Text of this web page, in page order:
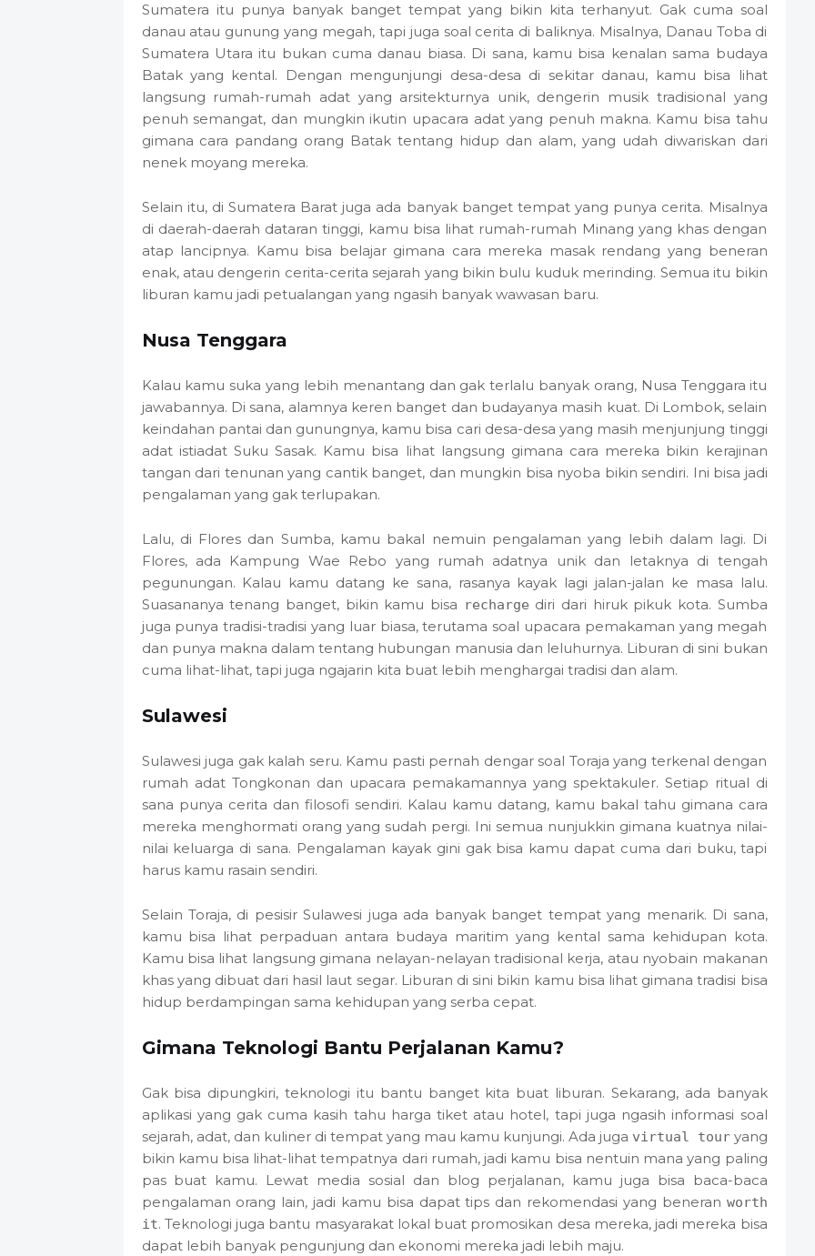
Sumatera itu punya banyak banget tempat yang bikin kita terhanyut. Gak cuma soal
danau atau gunung yang megah, tapi juga soal cerita di baliknya. Misalnya, Danau Toba di
Sumatera Utara itu bukan cuma danau biasa. Di sana, kamu bisa kenalan sama budaya
Batak yang kental. Dengan mengunjungi desa-desa di sekitar danau, kamu bisa lihat
langsung rumah-rumah adat yang arsitekturnya unik, dengerin musik tradisional yang
penuh semangat, dan mungkin ikutin upacara adat yang penuh makna. Kamu bisa tahu
gimana cara pandang orang Batak tentang hidup dan alam, yang udah diwariskan dari
nenek moyang mereka.
Selain itu, di Sumatera Barat juga ada banyak banget tempat yang punya cerita. Misalnya
di daerah-daerah dataran tinggi, kamu bisa lihat rumah-rumah Minang yang khas dengan
atap lancipnya. Kamu bisa belajar gimana cara mereka masak rendang yang beneran
enak, atau dengerin cerita-cerita sejarah yang bikin bulu kuduk merinding. Semua itu bikin
liburan kamu jadi petualangan yang ngasih banyak wawasan baru.
Nusa Tenggara
Kalau kamu suka yang lebih menantang dan gak terlalu banyak orang, Nusa Tenggara itu
jawabannya. Di sana, alamnya keren banget dan budayanya masih kuat. Di Lombok, selain
keindahan pantai dan gunungnya, kamu bisa cari desa-desa yang masih menjunjung tinggi
adat istiadat Suku Sasak. Kamu bisa lihat langsung gimana cara mereka bikin kerajinan
tangan dari tenunan yang cantik banget, dan mungkin bisa nyoba bikin sendiri. Ini bisa jadi
pengalaman yang gak terlupakan.
Lalu, di Flores dan Sumba, kamu bakal nemuin pengalaman yang lebih dalam lagi. Di
Flores, ada Kampung Wae Rebo yang rumah adatnya unik dan letaknya di tengah
pegunungan. Kalau kamu datang ke sana, rasanya kayak lagi jalan-jalan ke masa lalu.
Suasananya tenang banget, bikin kamu bisa recharge diri dari hiruk pikuk kota. Sumba
juga punya tradisi-tradisi yang luar biasa, terutama soal upacara pemakaman yang megah
dan punya makna dalam tentang hubungan manusia dan leluhurnya. Liburan di sini bukan
cuma lihat-lihat, tapi juga ngajarin kita buat lebih menghargai tradisi dan alam.
Sulawesi
Sulawesi juga gak kalah seru. Kamu pasti pernah dengar soal Toraja yang terkenal dengan
rumah adat Tongkonan dan upacara pemakamannya yang spektakuler. Setiap ritual di
sana punya cerita dan filosofi sendiri. Kalau kamu datang, kamu bakal tahu gimana cara
mereka menghormati orang yang sudah pergi. Ini semua nunjukkin gimana kuatnya nilai-
nilai keluarga di sana. Pengalaman kayak gini gak bisa kamu dapat cuma dari buku, tapi
harus kamu rasain sendiri.
Selain Toraja, di pesisir Sulawesi juga ada banyak banget tempat yang menarik. Di sana,
kamu bisa lihat perpaduan antara budaya maritim yang kental sama kehidupan kota.
Kamu bisa lihat langsung gimana nelayan-nelayan tradisional kerja, atau nyobain makanan
khas yang dibuat dari hasil laut segar. Liburan di sini bikin kamu bisa lihat gimana tradisi bisa
hidup berdampingan sama kehidupan yang serba cepat.
Gimana Teknologi Bantu Perjalanan Kamu?
Gak bisa dipungkiri, teknologi itu bantu banget kita buat liburan. Sekarang, ada banyak
aplikasi yang gak cuma kasih tahu harga tiket atau hotel, tapi juga ngasih informasi soal
sejarah, adat, dan kuliner di tempat yang mau kamu kunjungi. Ada juga virtual touryang
bikin kamu bisa lihat-lihat tempatnya dari rumah, jadi kamu bisa nentuin mana yang paling
pas buat kamu. Lewat media sosial dan blog perjalanan, kamu juga bisa baca-baca
pengalaman orang lain, jadi kamu bisa dapat tips dan rekomendasi yang beneran worth
it. Teknologi juga bantu masyarakat lokal buat promosikan desa mereka, jadi mereka bisa
dapat lebih banyak pengunjung dan ekonomi mereka jadi lebih maju.